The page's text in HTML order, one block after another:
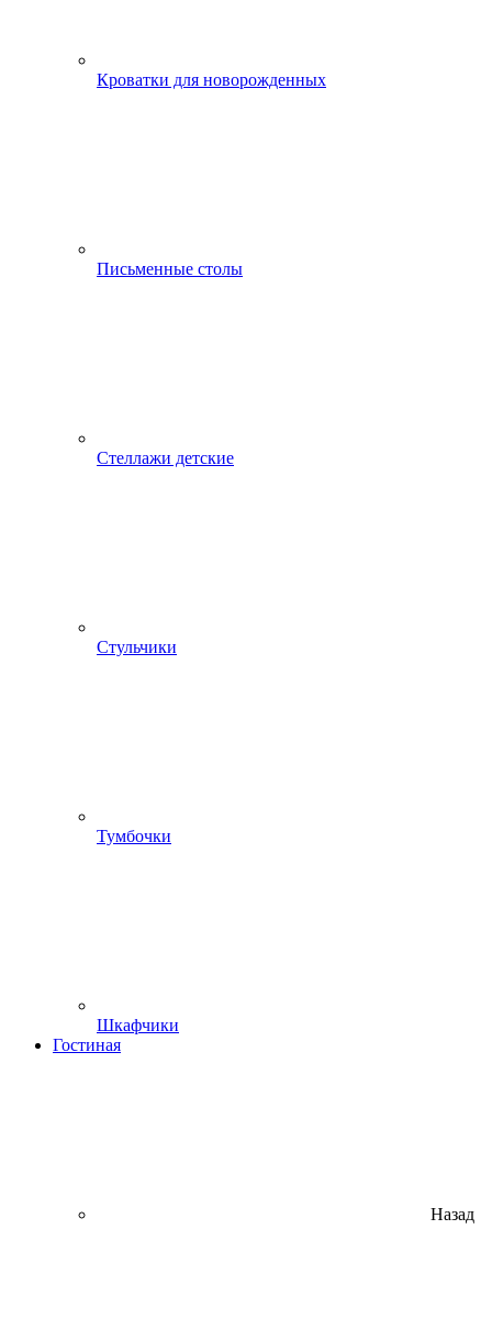
Кроватки для новорожденных
Письменные столы
Стеллажи детские
Стульчики
Тумбочки
Шкафчики
Гостиная
Назад